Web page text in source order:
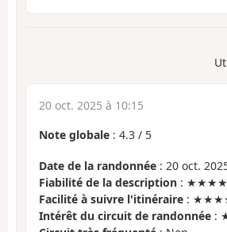
20 oct. 2025 à 10:15
Note globale : 4.3 / 5
Date de la randonnée : 20 oct.
Fiabilité de la description :
Facilité à suivre l'itinéraire :
Intérêt du circuit de randonnée :